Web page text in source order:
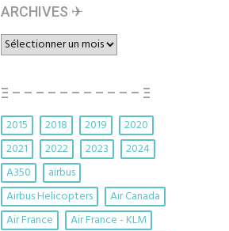
ARCHIVES ✈︎
ARCHIVES
✈︎
Ξ – – – – – – – – – – – Ξ
2015 2018 2019
2020
2021
2022 2023
2024
A350
airbus
Airbus Helicopters
Air Canada
Air France
Air France - KLM